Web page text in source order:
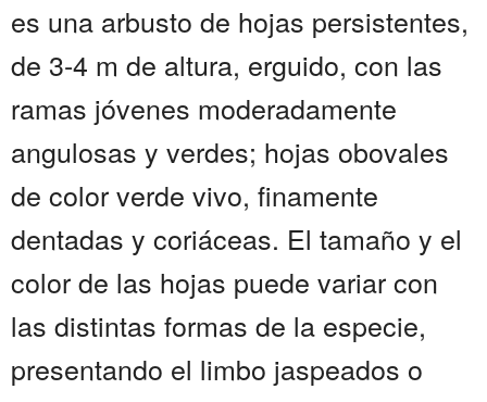
es una arbusto de hojas persistentes,
de 3-4 m de altura, erguido, con las
ramas jóvenes moderadamente
angulosas y verdes; hojas obovales
de color verde vivo, finamente
dentadas y coriáceas. El tamaño y el
color de las hojas puede variar con
las distintas formas de la especie,
presentando el limbo jaspeados o